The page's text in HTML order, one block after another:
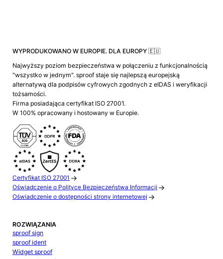
WYPRODUKOWANO W EUROPIE. DLA EUROPY 🇪🇺
Najwyższy poziom bezpieczeństwa w połączeniu z funkcjonalnością
"wszystko w jednym". sproof staje się najlepszą europejską
alternatywą dla podpisów cyfrowych zgodnych z eIDAS i weryfikacji
tożsamości.
Firma posiadająca certyfikat ISO 27001.
W 100% opracowany i hostowany w Europie.
Certyfikat ISO 27001
Oświadczenie o Polityce Bezpieczeństwa Informacji
Oświadczenie o dostępności strony internetowej
ROZWIĄZANIA
sproof sign
sproof ident
Widget sproof